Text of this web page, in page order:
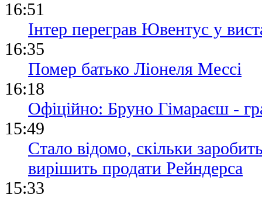
16:51
Інтер переграв Ювентус у
16:35
Помер батько Ліонеля Мессі
16:18
Офіційно: Бруно Гімараєш -
15:49
Стало відомо, скільки
вирішить продати Рейндерса
15:33